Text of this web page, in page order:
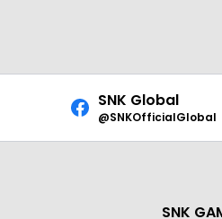
SNK Global
@SNKOfficialGlobal
SNK